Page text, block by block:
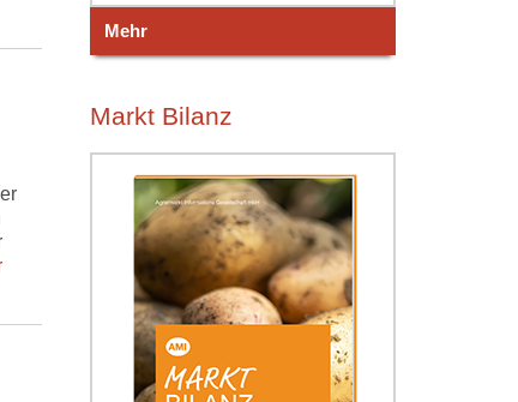
Mehr
Markt Bilanz